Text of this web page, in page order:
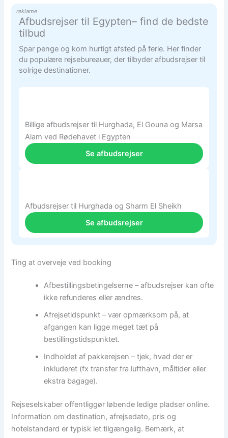
reklame
Afbudsrejser til Egypten– find de bedste
tilbud
Spar penge og kom hurtigt afsted på ferie. Her finder
du populære rejsebureauer, der tilbyder afbudsrejser til
solrige destinationer.
Billige afbudsrejser til Hurghada, El Gouna og Marsa
Alam ved Rødehavet i Egypten
Se afbudsrejser
Afbudsrejser til Hurghada og Sharm El Sheikh
Se afbudsrejser
Ting at overveje ved booking
Afbestillingsbetingelserne – afbudsrejser kan ofte
ikke refunderes eller ændres.
Afrejsetidspunkt – vær opmærksom på, at
afgangen kan ligge meget tæt på
bestillingstidspunktet.
Indholdet af pakkerejsen – tjek, hvad der er
inkluderet (fx transfer fra lufthavn, måltider eller
ekstra bagage).
Rejseselskaber offentliggør løbende ledige pladser online.
Information om destination, afrejsedato, pris og
hotelstandard er typisk let tilgængelig. Bemærk, at